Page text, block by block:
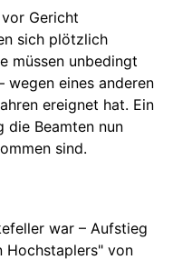
Gericht
sich plötzlich
müssen unbedingt
wegen eines anderen
ereignet hat. Ein
die Beamten nun
sind.
war – Aufstieg
Hochstaplers" von